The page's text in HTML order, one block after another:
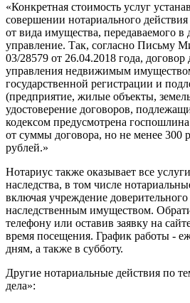
«Конкретная стоимость услуг
совершении нотариального
от вида имущества, передаваемого в
управление. Так, согласно Письму
03/28579 от 26.04.2018 года, договор
управления недвижимым
государственной регистрации и
(предприятие, жилые объекты,
удостоверение договоров,
кодексом предусмотрена
от суммы договора, но не менее 300
рублей.»
Нотариус также оказывает все
наследства, в том числе
включая учреждение
наследственным имуществом.
телефону или оставив заявку на
время посещения. График работы -
дням, а также в субботу.
Другие нотариальные действия по
дела»: